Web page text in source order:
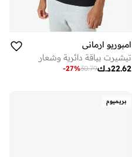
امبوريو ارماني
تيشيرت بياقة دائرية وشعار
د.ك22.62
30.79
-27%
بريميوم